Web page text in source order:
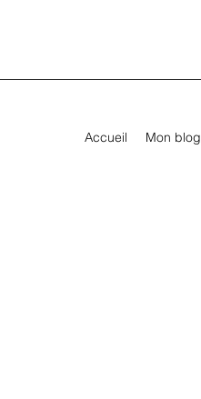
Accueil Mon blog